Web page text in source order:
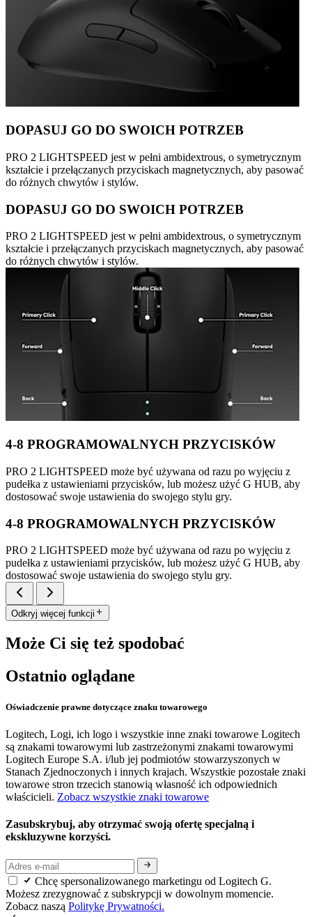
DOPASUJ GO DO SWOICH POTRZEB
PRO 2 LIGHTSPEED jest w pełni ambidextrous, o symetrycznym
kształcie i przełączanych przyciskach magnetycznych, aby pasować
do różnych chwytów i stylów.
DOPASUJ GO DO SWOICH POTRZEB
PRO 2 LIGHTSPEED jest w pełni ambidextrous, o symetrycznym
kształcie i przełączanych przyciskach magnetycznych, aby pasować
do różnych chwytów i stylów.
4-8 PROGRAMOWALNYCH PRZYCISKÓW
PRO 2 LIGHTSPEED może być używana od razu po wyjęciu z
pudełka z ustawieniami przycisków, lub możesz użyć G HUB, aby
dostosować swoje ustawienia do swojego stylu gry.
4-8 PROGRAMOWALNYCH PRZYCISKÓW
PRO 2 LIGHTSPEED może być używana od razu po wyjęciu z
pudełka z ustawieniami przycisków, lub możesz użyć G HUB, aby
dostosować swoje ustawienia do swojego stylu gry.
Odkryj więcej funkcji
Może Ci się też spodobać
Ostatnio oglądane
Oświadczenie prawne dotyczące znaku towarowego
Logitech, Logi, ich logo i wszystkie inne znaki towarowe Logitech
są znakami towarowymi lub zastrzeżonymi znakami towarowymi
Logitech Europe S.A. i/lub jej podmiotów stowarzyszonych w
Stanach Zjednoczonych i innych krajach. Wszystkie pozostałe znaki
towarowe stron trzecich stanowią własność ich odpowiednich
właścicieli. Zobacz wszystkie znaki towarowe
Zasubskrybuj, aby otrzymać swoją ofertę specjalną i
ekskluzywne korzyści.
Chcę spersonalizowanego marketingu od Logitech G.
Możesz zrezygnować z subskrypcji w dowolnym momencie.
Zobacz naszą Politykę Prywatności.